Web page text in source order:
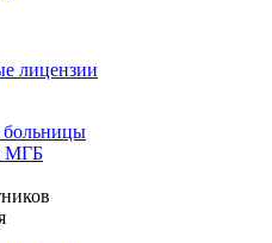
лицензии
МГБ